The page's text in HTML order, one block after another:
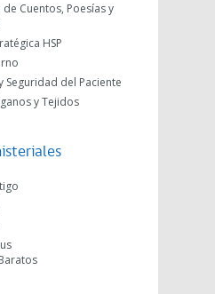
Cuentos, Poesías y
HSP
Seguridad del Paciente
y Tejidos